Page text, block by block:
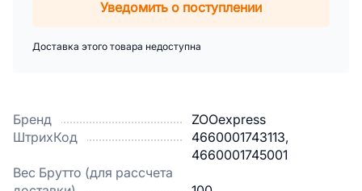
Бренд
ZOOexpress
ШтрихКод
4660001743113,
4660001745001
Вес Брутто (для рассчета
Уведомить о поступлении
Доставка этого товара недоступна